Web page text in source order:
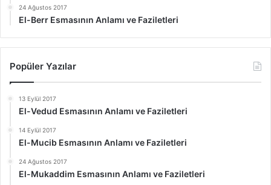
24 Ağustos 2017
El-Berr Esmasının Anlamı ve Faziletleri
Popüler Yazılar
13 Eylül 2017
El-Vedud Esmasının Anlamı ve Faziletleri
14 Eylül 2017
El-Mucib Esmasının Anlamı ve Faziletleri
24 Ağustos 2017
El-Mukaddim Esmasının Anlamı ve Faziletleri